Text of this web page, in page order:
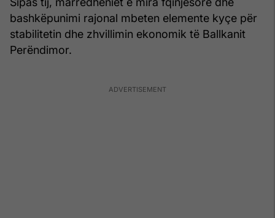
bashkëpunimi rajonal mbeten elemente kyçe për
stabilitetin dhe zhvillimin ekonomik të Ballkanit
Perëndimor.